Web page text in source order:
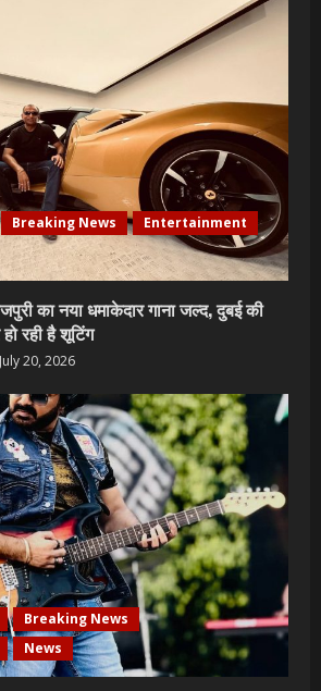
Breaking News
Entertainment
का नया धमाकेदार गाना जल्द, दुबई की
रही है शूटिंग
July 20, 2026
Breaking News
News